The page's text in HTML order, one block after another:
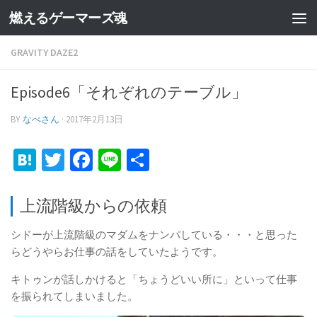
燃えるゲーマーズ魂
GRAVITY DAZE2
Episode6「それぞれのテーブル」
BY なべさん · 2017年2月13日
Hatena
TwitterFacebook
Line
上流階級からの依頼
シドーが上流階級のマダムをナンパしている・・・と思った
らどうやらお仕事の話をしていたようです。
キトゥンが話しかけると「ちょうどいい所に」といって仕事
を振られてしまいました。